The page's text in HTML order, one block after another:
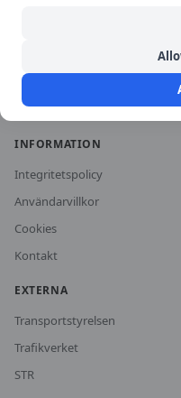
Om oss
Vanliga frågor
INFORMATION
Integritetspolicy
Användarvillkor
Cookies
Kontakt
EXTERNA
Transportstyrelsen
Trafikverket
STR